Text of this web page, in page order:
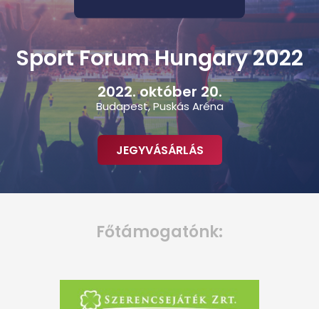
Sport Forum Hungary 2022
2022. október 20.
Budapest, Puskás Aréna
JEGYVÁSÁRLÁS
Főtámogatónk: